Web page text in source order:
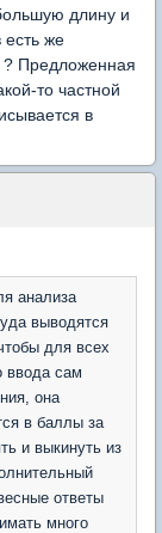
длину и
есть же
? Предложенная
то частной
в
анализа
выводятся
для всех
ввода сам
она
в баллы за
и выкинуть из
ответы
много